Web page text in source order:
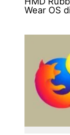
Wear OS